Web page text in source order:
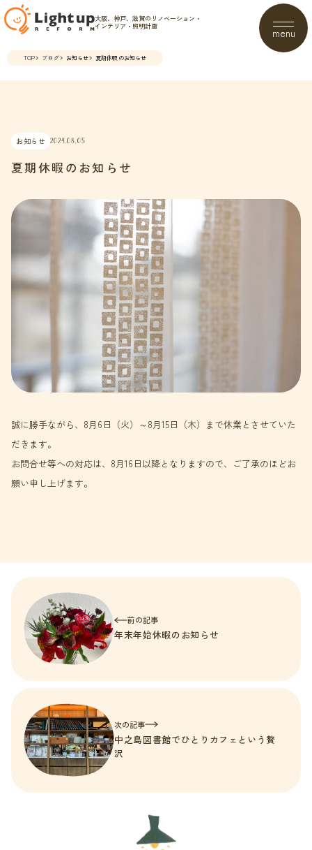
大阪、神戸、滋賀のリノベーション・
インテリア・照明計画
menu
TOP ブログ お知らせ 夏期休暇のお知らせ
お知らせ 2024.08.05
夏期休暇のお知らせ
誠に勝手ながら、8月6日（火）～8月15日（木）まで休業とさせていた
だきます。
お問合せ等への対応は、8月16日以降となりますので、ご了承のほどお
願い申し上げます。
前の記事
年末年始休暇のお知らせ
次の記事
中之島図書館でひとりカフェという贅
沢